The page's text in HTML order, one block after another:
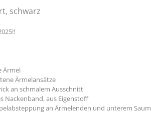
schwarz
Ärmel
Ärmelansätze
an schmalem Ausschnitt
Nackenband, aus Eigenstoff
an Ärmelenden und unterem Saum